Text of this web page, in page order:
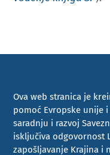
Ova web stranica je
pomoć Evropske unije
saradnju i razvoj
isključiva odgovornost
zapošljavanje Krajina i